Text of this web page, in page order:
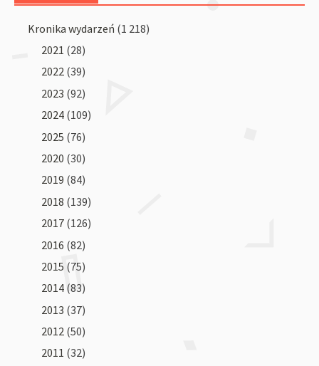
Kronika wydarzeń (1 218)
2021 (28)
2022 (39)
2023 (92)
2024 (109)
2025 (76)
2020 (30)
2019 (84)
2018 (139)
2017 (126)
2016 (82)
2015 (75)
2014 (83)
2013 (37)
2012 (50)
2011 (32)